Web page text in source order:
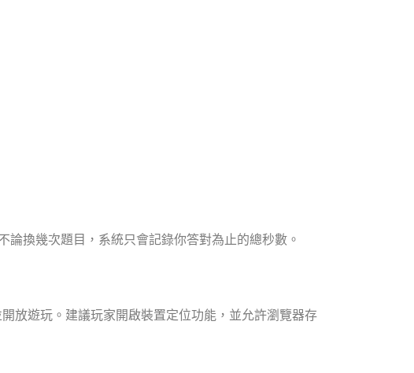
論換幾次題目，系統只會記錄你答對為止的總秒數。
放遊玩。建議玩家開啟裝置定位功能，並允許瀏覽器存